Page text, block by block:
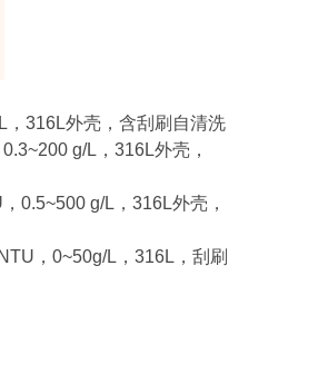
316L外壳，含刮刷自清洗
g/L，316L外壳，
NTU，0.5~500 g/L，316L外
0~4000NTU，0~50g/L，316L